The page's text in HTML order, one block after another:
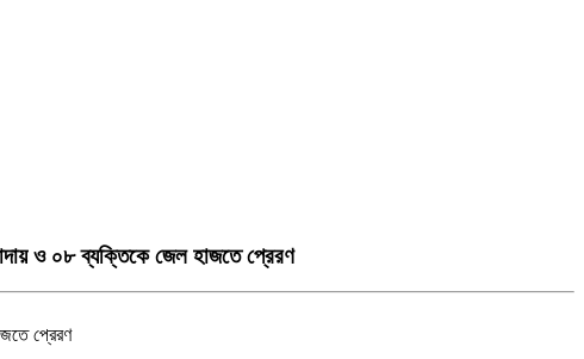
ও ০৮ ব্যক্তিকে জেল হাজতে প্রেরণ